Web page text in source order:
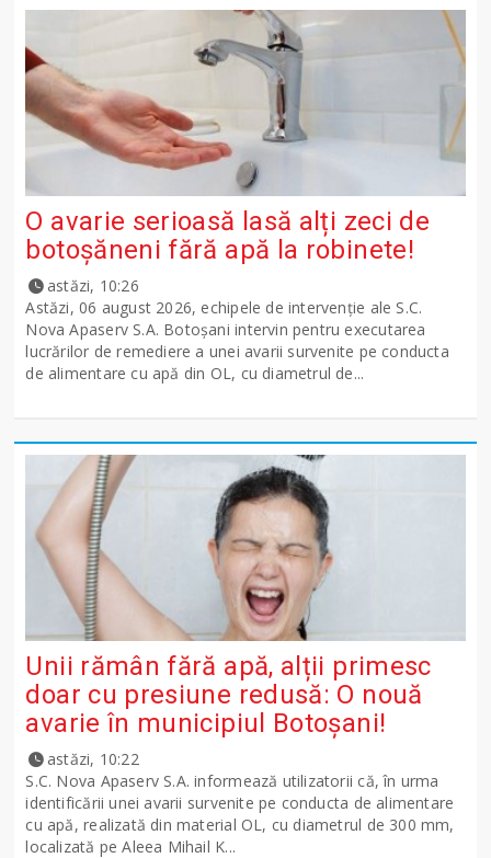
O avarie serioasă lasă alți zeci de
botoșăneni fără apă la robinete!
astăzi, 10:26
Astăzi, 06 august 2026, echipele de intervenție ale S.C.
Nova Apaserv S.A. Botoșani intervin pentru executarea
lucrărilor de remediere a unei avarii survenite pe conducta
de alimentare cu apă din OL, cu diametrul de...
Unii rămân fără apă, alții primesc
doar cu presiune redusă: O nouă
avarie în municipiul Botoșani!
astăzi, 10:22
S.C. Nova Apaserv S.A. informează utilizatorii că, în urma
identificării unei avarii survenite pe conducta de alimentare
cu apă, realizată din material OL, cu diametrul de 300 mm,
localizată pe Aleea Mihail K...